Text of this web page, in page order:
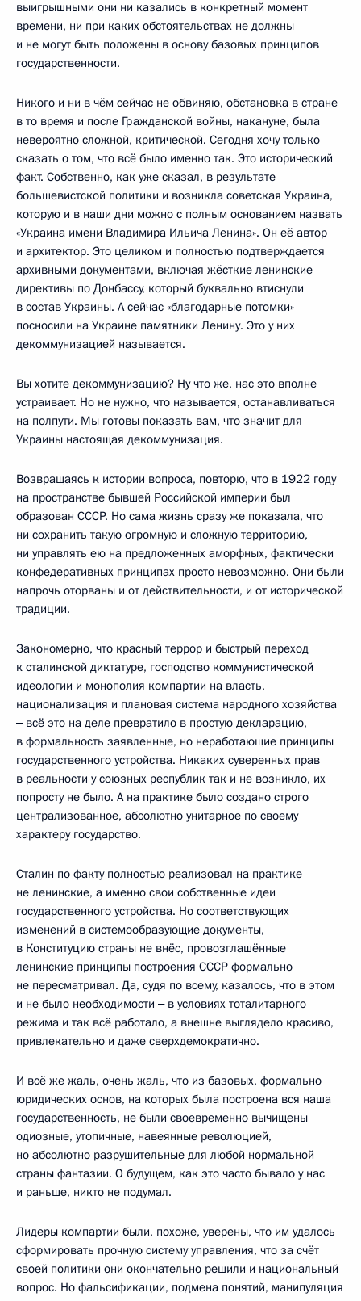
выигрышными они ни казались в конкретный момент
времени, ни при каких обстоятельствах не должны
и не могут быть положены в основу базовых принципов
государственности.
Никого и ни в чём сейчас не обвиняю, обстановка в стране
в то время и после Гражданской войны, накануне, была
невероятно сложной, критической. Сегодня хочу только
сказать о том, что всё было именно так. Это исторический
факт. Собственно, как уже сказал, в результате
большевистской политики и возникла советская Украина,
которую и в наши дни можно с полным основанием назвать
«Украина имени Владимира Ильича Ленина». Он её автор
и архитектор. Это целиком и полностью подтверждается
архивными документами, включая жёсткие ленинские
директивы по Донбассу, который буквально втиснули
в состав Украины. А сейчас «благодарные потомки»
посносили на Украине памятники Ленину. Это у них
декоммунизацией называется.
Вы хотите декоммунизацию? Ну что же, нас это вполне
устраивает. Но не нужно, что называется, останавливаться
на полпути. Мы готовы показать вам, что значит для
Украины настоящая декоммунизация.
Возвращаясь к истории вопроса, повторю, что в 1922 году
на пространстве бывшей Российской империи был
образован СССР. Но сама жизнь сразу же показала, что
ни сохранить такую огромную и сложную территорию,
ни управлять ею на предложенных аморфных, фактически
конфедеративных принципах просто невозможно. Они были
напрочь оторваны и от действительности, и от исторической
традиции.
Закономерно, что красный террор и быстрый переход
к сталинской диктатуре, господство коммунистической
идеологии и монополия компартии на власть,
национализация и плановая система народного хозяйства
‒ всё это на деле превратило в простую декларацию,
в формальность заявленные, но неработающие принципы
государственного устройства. Никаких суверенных прав
в реальности у союзных республик так и не возникло, их
попросту не было. А на практике было создано строго
централизованное, абсолютно унитарное по своему
характеру государство.
Сталин по факту полностью реализовал на практике
не ленинские, а именно свои собственные идеи
государственного устройства. Но соответствующих
изменений в системообразующие документы,
в Конституцию страны не внёс, провозглашённые
ленинские принципы построения СССР формально
не пересматривал. Да, судя по всему, казалось, что в этом
и не было необходимости ‒ в условиях тоталитарного
режима и так всё работало, а внешне выглядело красиво,
привлекательно и даже сверхдемократично.
И всё же жаль, очень жаль, что из базовых, формально
юридических основ, на которых была построена вся наша
государственность, не были своевременно вычищены
одиозные, утопичные, навеянные революцией,
но абсолютно разрушительные для любой нормальной
страны фантазии. О будущем, как это часто бывало у нас
и раньше, никто не подумал.
Лидеры компартии были, похоже, уверены, что им удалось
сформировать прочную систему управления, что за счёт
своей политики они окончательно решили и национальный
вопрос. Но фальсификации, подмена понятий, манипуляция